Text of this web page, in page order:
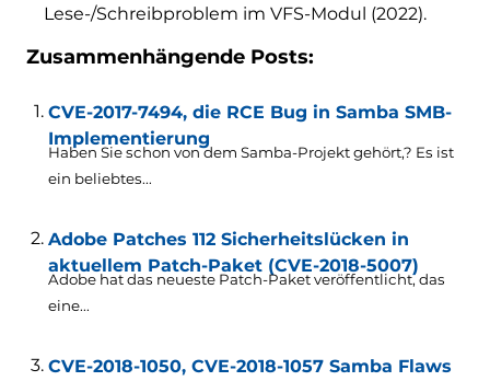
Lese-/Schreibproblem im VFS-Modul (2022).
Zusammenhängende Posts:
CVE-2017-7494, die RCE Bug in Samba SMB-
Implementierung
Haben Sie schon von dem Samba-Projekt gehört,? Es ist
ein beliebtes...
Adobe Patches 112 Sicherheitslücken in
aktuellem Patch-Paket (CVE-2018-5007)
Adobe hat das neueste Patch-Paket veröffentlicht, das
eine...
CVE-2018-1050, CVE-2018-1057 Samba Flaws